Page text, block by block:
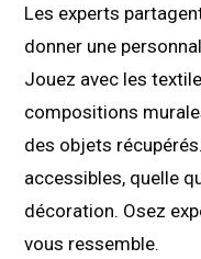
Les experts
donner une
Jouez avec les
compositions
des objets
accessibles, quelle
décoration. Osez
vous ressemble.